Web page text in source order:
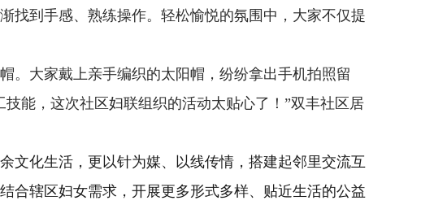
找到手感、熟练操作。轻松愉悦的氛围中，大家不仅提
。大家戴上亲手编织的太阳帽，纷纷拿出手机拍照留
能，这次社区妇联组织的活动太贴心了！”双丰社区居
文化生活，更以针为媒、以线传情，搭建起邻里交流互
合辖区妇女需求，开展更多形式多样、贴近生活的公益